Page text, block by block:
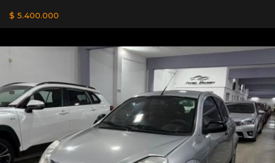
$ 5.400.000